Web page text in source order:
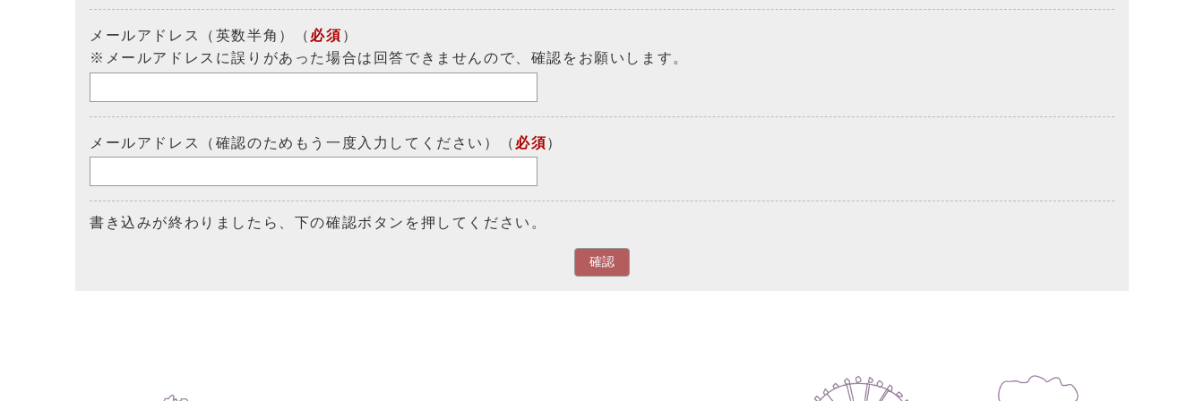
メールアドレス（英数半角）（ 必須 ）
※メールアドレスに誤りがあった場合は回答できませんので、確認をお願いします。
メールアドレス（確認のためもう一度入力してください）（ 必須）
書き込みが終わりましたら、下の確認ボタンを押してください。
確認